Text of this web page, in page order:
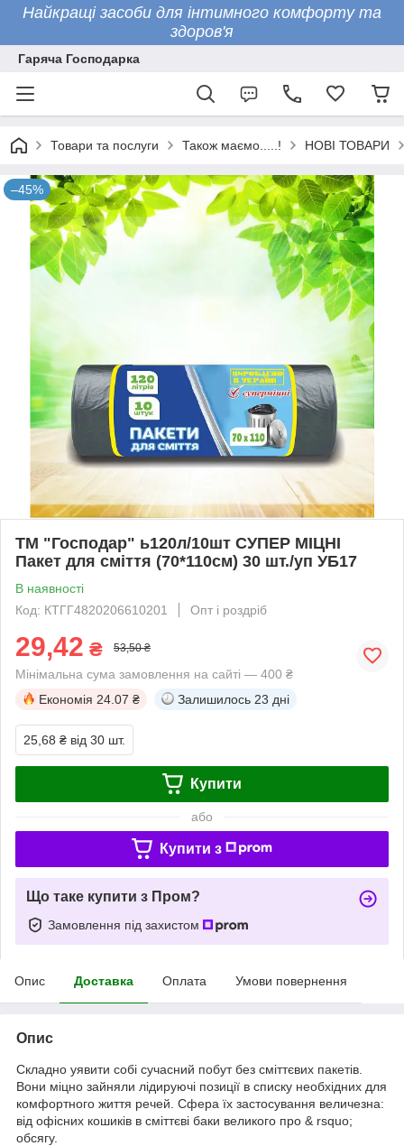
Найкращі засоби для інтимного комфорту та
здоров'я
Гаряча Господарка
Товари та послуги Також маємо.....! НОВІ ТОВАРИ
–45%
ТМ "Господар" ь120л/10шт СУПЕР МІЦНІ
Пакет для сміття (70*110см) 30 шт./уп УБ17
В наявності
Код: КТГГ4820206610201
Опт і роздріб
29,42 ₴ 53,50 ₴
Мінімальна сума замовлення на сайті — 400 ₴
Економія 24.07 ₴ Залишилось 23 дні
25,68 ₴ від 30 шт.
Купити
або
Купити з
Що таке купити з Пром?
Замовлення під захистом
Опис Доставка Оплата Умови повернення
Опис
Складно уявити собі сучасний побут без сміттєвих пакетів.
Вони міцно зайняли лідируючі позиції в списку необхідних для
комфортного життя речей. Сфера їх застосування величезна:
від офісних кошиків в сміттєві баки великого про & rsquo;
обсягу.